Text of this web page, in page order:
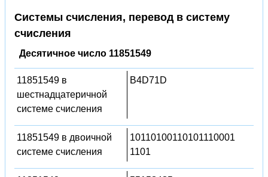
Системы счисления, перевод в систему
счисления
Десятичное число 11851549
11851549 в
шестнадцатеричной
системе счисления
B4D71D
11851549 в двоичной
системе счисления
10110100110101110001
1101